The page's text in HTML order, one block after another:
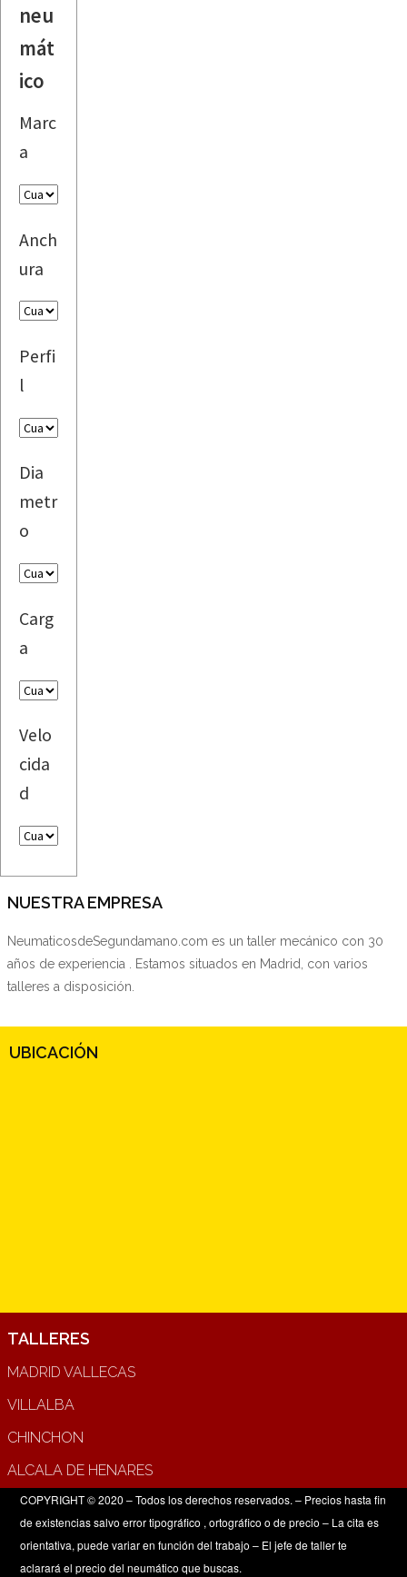
neu
mát
ico
Marc
a
Anch
ura
Perfi
l
Dia
metr
o
Carg
a
Velo
cida
d
NUESTRA EMPRESA
NeumaticosdeSegundamano.com es un taller mecánico con 30
años de experiencia . Estamos situados en Madrid, con varios
talleres a disposición.
UBICACIÓN
TALLERES
MADRID VALLECAS
VILLALBA
CHINCHON
ALCALA DE HENARES
COPYRIGHT © 2020 – Todos los derechos reservados. – Precios hasta fin
de existencias salvo error tipográfico , ortográfico o de precio – La cita es
orientativa, puede variar en función del trabajo – El jefe de taller te
aclarará el precio del neumático que buscas.